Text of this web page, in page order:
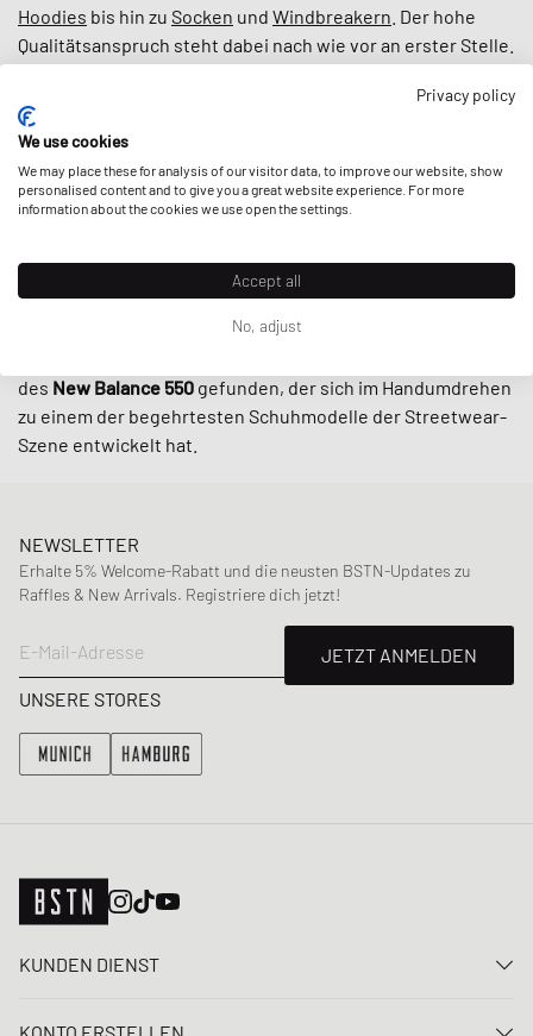
Hoodies bis hin zu Socken und Windbreakern . Der hohe
Qualitätsanspruch steht dabei nach wie vor an erster Stelle.
Mit Modellen wie dem New Balance 990 und dem New
Balance 920 aus den beliebten Linien
Handwerkskunstund Nachhaltigkeit durch ihre
hochwertigen,langlebigen Produkte. Und seit
MADE IN USA-Linie als Kreativdirektor übernommen hat, ist
eines klar: es kann sich auf weitere Schätze aus den
Archiven von New Balance gefreut werden. Denn genau
des New Balance 550 gefunden, der sich im Handumdrehen
zu einem der begehrtesten Schuhmodelle der Streetwear-
Szene entwickelt hat.
NEWSLETTER
Erhalte 5% Welcome-Rabatt und die neusten BSTN-Updates zu
Raffles & New Arrivals. Registriere dich jetzt!
E-Mail-Adresse
JETZT ANMELDEN
UNSERE STORES
KUNDEN DIENST
Privacy policy
We use cookies
We may place these for analysis of our visitor data, to improve our website, show
personalised content and to give you a great website experience. For more
information about the cookies we use open the settings.
Accept all
No, adjust